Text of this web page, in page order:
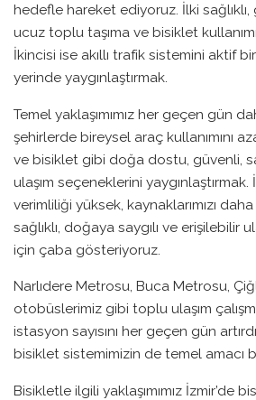
hedefle hareket ediyoruz. İlki sağlıklı,
ucuz toplu taşıma ve bisiklet
İkincisi ise akıllı trafik sistemini aktif
yerinde yaygınlaştırmak.
Temel yaklaşımımız her geçen gün
şehirlerde bireysel araç kullanımını
ve bisiklet gibi doğa dostu, güvenli,
ulaşım seçeneklerini yaygınlaştırmak.
verimliliği yüksek, kaynaklarımızı
sağlıklı, doğaya saygılı ve erişilebilir
için çaba gösteriyoruz.
Narlıdere Metrosu, Buca Metrosu,
otobüslerimiz gibi toplu ulaşım
istasyon sayısını her geçen gün
bisiklet sistemimizin de temel amacı
Bisikletle ilgili yaklaşımımız İzmir’de